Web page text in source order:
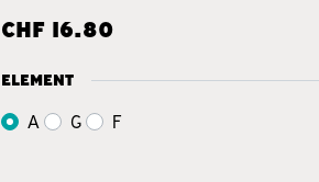
CHF 16.80
ELEMENT
A G F